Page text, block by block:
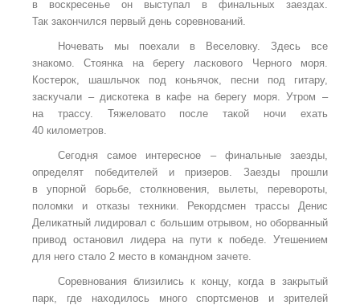
в воскресенье он выступал в финальных заездах.
Так закончился первый день соревнований.
Ночевать мы поехали в Веселовку. Здесь все
знакомо. Стоянка на берегу ласкового Черного моря.
Костерок, шашлычок под коньячок, песни под гитару,
заскучали – дискотека в кафе на берегу моря. Утром –
на трассу. Тяжеловато после такой ночи ехать
40 километров.
Сегодня самое интересное – финальные заезды,
определят победителей и призеров. Заезды прошли
в упорной борьбе, столкновения, вылеты, перевороты,
поломки и отказы техники. Рекордсмен трассы Денис
Деликатный лидировал с большим отрывом, но оборванный
привод остановил лидера на пути к победе. Утешением
для него стало 2 место в командном зачете.
Соревнования близились к концу, когда в закрытый
парк, где находилось много спортсменов и зрителей